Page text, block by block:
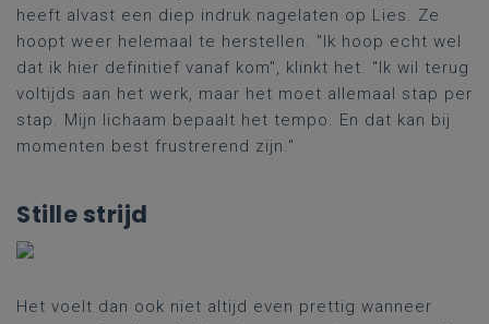
heeft alvast een diep indruk nagelaten op Lies. Ze
hoopt weer helemaal te herstellen. "Ik hoop echt wel
dat ik hier definitief vanaf kom", klinkt het. "Ik wil terug
voltijds aan het werk, maar het moet allemaal stap per
stap. Mijn lichaam bepaalt het tempo. En dat kan bij
momenten best frustrerend zijn."
Stille strijd
Het voelt dan ook niet altijd even prettig wanneer